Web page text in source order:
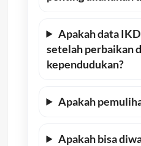
Apakah data
setelah perbaikan
kependudukan?
Apakah
Apakah bisa